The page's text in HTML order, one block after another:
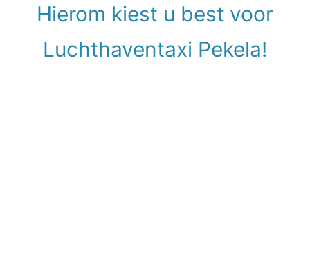
Hierom kiest u best voor
Luchthaventaxi Pekela!